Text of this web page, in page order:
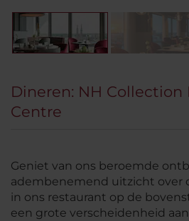
Dineren: NH Collection
Centre
Geniet van ons beroemde
adembenemend uitzicht over
in ons restaurant op de
een grote verscheidenheid